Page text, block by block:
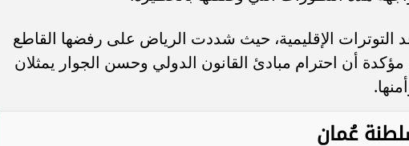
التوترات الإقليمية، حيث شددت الرياض على رفضها القاطع
أن احترام مبادئ القانون الدولي وحسن الجوار يمثلان
عُمان